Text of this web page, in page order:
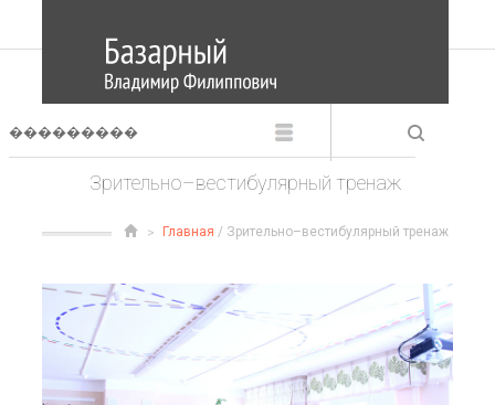
Зрительно–вестибулярный тренаж
Главная / Зрительно–вестибулярный тренаж